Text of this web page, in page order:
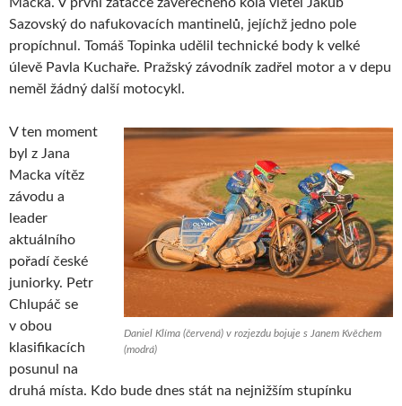
Sazovský do nafukovacích mantinelů, jejíchž jedno pole
propíchnul. Tomáš Topinka udělil technické body k velké
úlevě Pavla Kuchaře. Pražský závodník zadřel motor a v depu
neměl žádný další motocykl.
Daniel Klíma (červená) v rozjezdu bojuje s Janem Kvěchem
(modrá)
V ten moment
byl z Jana
Macka vítěz
závodu a
leader
aktuálního
pořadí české
juniorky. Petr
Chlupáč se
v obou
klasifikacích
posunul na
druhá místa. Kdo bude dnes stát na nejnižším stupínku